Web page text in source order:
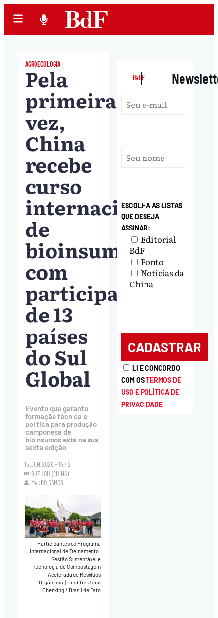
AGROECOLOGIA
Pela
primeira
vez,
China
recebe
curso
internacional
de
bioinsumos
com
participação
de 13
países
do Sul
Global
Evento que garante
formação técnica e
política para produção
camponesa de
bioinsumos está na sua
sexta edição
15.JUN.2026 - 14:42
SUZHOU (CHINA)
MAURO RAMOS
Participantes do Programa
Internacional de Treinamento:
Gestão Sustentável e
Tecnologia de Compostagem
Acelerada de Resíduos
Orgânicos.
Crédito: Jiang
Chenxing / Brasil de Fato
|
ESCOLHA AS LISTAS
QUE DESEJA
ASSINAR:
Editorial
BdF
Ponto
Notícias da
China
LI E CONCORDO
COM OSTERMOS DE
USO E POLÍTICA DE
PRIVACIDADE